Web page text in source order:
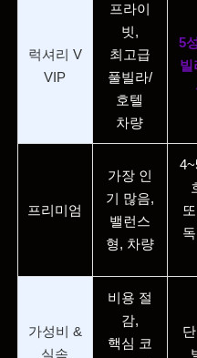
럭셔리 V
VIP
프라이
빗,
최고급
풀빌라/
호텔
차량
5
빌
프리미엄
가장 인
기 많음,
밸런스
형, 차량
가성비 &
실속
비용 절
감,
핵심 코